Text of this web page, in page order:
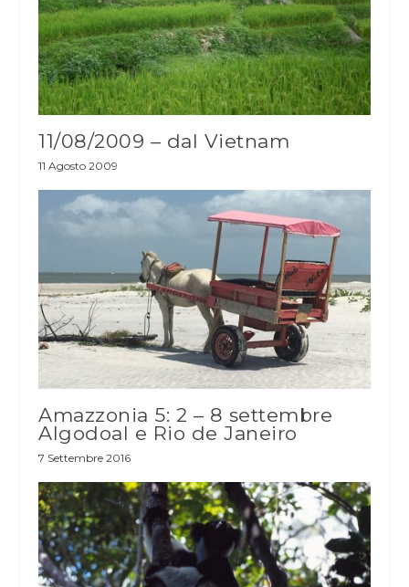
11/08/2009 – dal Vietnam
11 Agosto 2009
Amazzonia 5: 2 – 8 settembre
Algodoal e Rio de Janeiro
7 Settembre 2016